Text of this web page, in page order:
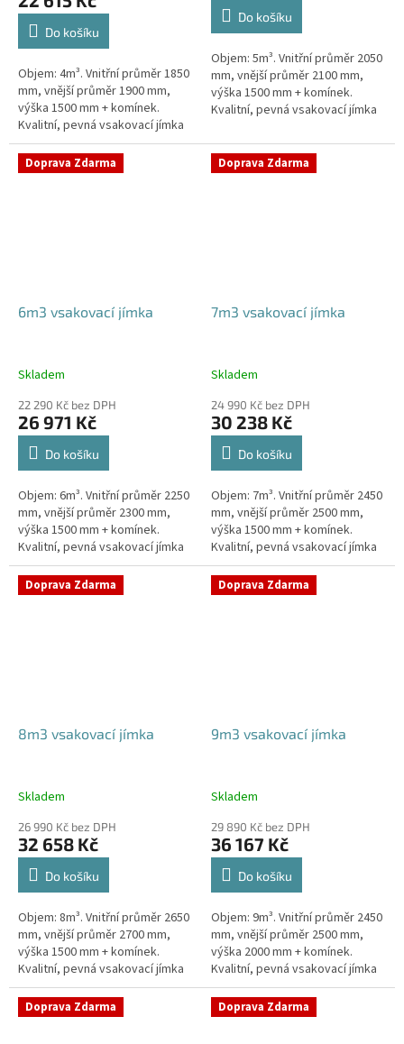
Do košíku
Objem: 4m³. Vnitřní průměr 1850
mm, vnější průměr 1900 mm,
výška 1500 mm + komínek.
Kvalitní, pevná vsakovací jímka
(nádrž) bez potřeby
obetonování Průměr přítoku a
odtoku +...
5,0
hvězdiček.
Do košíku
Objem: 5m³. Vnitřní průměr 2050
mm, vnější průměr 2100 mm,
výška 1500 mm + komínek.
Kvalitní, pevná vsakovací jímka
obetonování Průměr přítoku a
odtoku +...
Doprava Zdarma
6m3 vsakovací jímka
Skladem
22 290 Kč bez DPH
26 971 Kč
Do košíku
Objem: 6m³. Vnitřní průměr 2250
mm, vnější průměr 2300 mm,
výška 1500 mm + komínek.
Kvalitní, pevná vsakovací jímka
(nádrž) bez potřeby
obetonování Průměr přítoku a
odtoku +...
Doprava Zdarma
7m3 vsakovací jímka
Skladem
24 990 Kč bez DPH
30 238 Kč
Do košíku
Objem: 7m³. Vnitřní průměr 2450
mm, vnější průměr 2500 mm,
výška 1500 mm + komínek.
Kvalitní, pevná vsakovací jímka
(nádrž) bez potřeby
obetonování Průměr přítoku a
odtoku +...
Doprava Zdarma
8m3 vsakovací jímka
Skladem
26 990 Kč bez DPH
32 658 Kč
Do košíku
Objem: 8m³. Vnitřní průměr 2650
mm, vnější průměr 2700 mm,
výška 1500 mm + komínek.
Kvalitní, pevná vsakovací jímka
(nádrž) bez potřeby
obetonování Průměr přítoku a
odtoku +...
Doprava Zdarma
9m3 vsakovací jímka
Skladem
29 890 Kč bez DPH
36 167 Kč
Do košíku
Objem: 9m³. Vnitřní průměr 2450
mm, vnější průměr 2500 mm,
výška 2000 mm + komínek.
Kvalitní, pevná vsakovací jímka
(nádrž) bez potřeby
obetonování Průměr přítoku a
odtoku +...
Doprava Zdarma Doprava Zdarma